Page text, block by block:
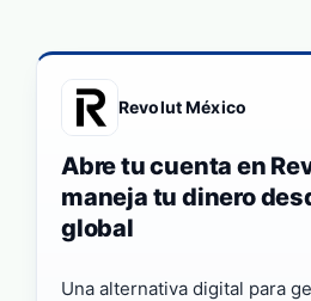
Revolut México
Abre tu cuenta en
maneja tu dinero
global
Una alternativa digital para